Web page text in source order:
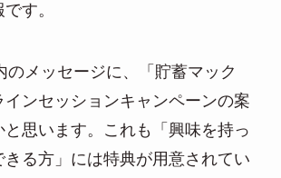
す。
のメッセージに、「貯蓄マック
インセッションキャンペーンの案
思います。これも「興味を持っ
きる方」には特典が用意されてい